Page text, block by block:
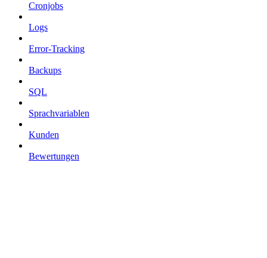
Cronjobs
Logs
Error-Tracking
Backups
SQL
Sprachvariablen
Kunden
Bewertungen